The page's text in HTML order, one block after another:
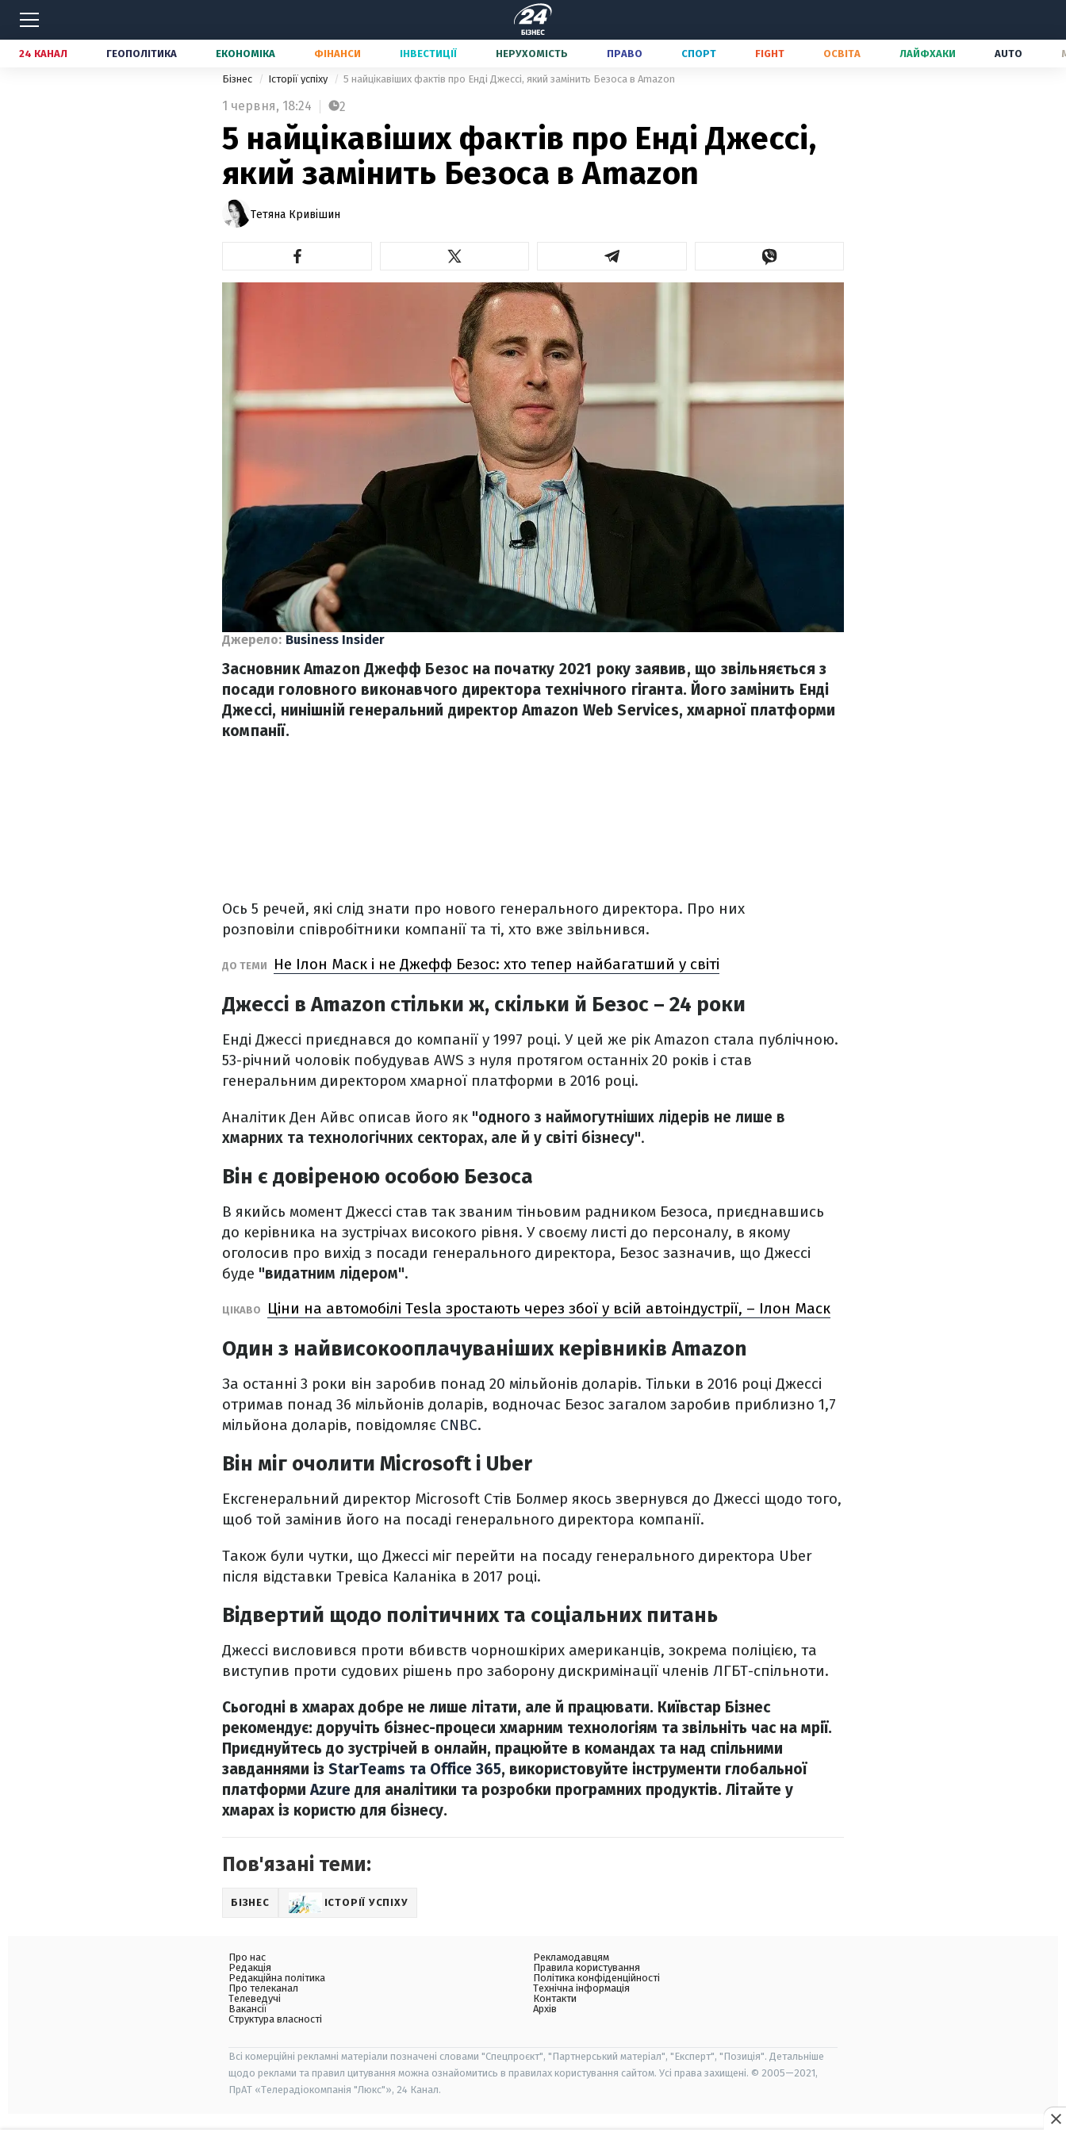
24 КАНАЛ ГЕОПОЛІТИКА ЕКОНОМІКА ФІНАНСИ ІНВЕСТИЦІЇ НЕРУХОМІСТЬ ПРАВО СПОРТ FIGHT ОСВІТА ЛАЙФХАКИ AUTO
Бізнес Історії успіху 5 найцікавіших фактів про Енді Джессі, який замінить Безоса в Amazon
1 червня, 18:24 2
5 найцікавіших фактів про Енді Джессі,
який замінить Безоса в Amazon
Тетяна Кривішин
Джерело: Business Insider
Засновник Amazon Джефф Безос на початку 2021 року заявив, що звільняється з
посади головного виконавчого директора технічного гіганта. Його замінить Енді
Джессі, нинішній генеральний директор Amazon Web Services, хмарної платформи
компанії.
Ось 5 речей, які слід знати про нового генерального директора. Про них
розповіли співробітники компанії та ті, хто вже звільнився.
ДО ТЕМИ Не Ілон Маск і не Джефф Безос: хто тепер найбагатший у світі
Джессі в Amazon стільки ж, скільки й Безос – 24 роки
Енді Джессі приєднався до компанії у 1997 році. У цей же рік Amazon стала публічною.
53-річний чоловік побудував AWS з нуля протягом останніх 20 років і став
генеральним директором хмарної платформи в 2016 році.
Аналітик Ден Айвс описав його як "одного з наймогутніших лідерів не лише в
хмарних та технологічних секторах, але й у світі бізнесу".
Він є довіреною особою Безоса
В якийсь момент Джессі став так званим тіньовим радником Безоса, приєднавшись
до керівника на зустрічах високого рівня. У своєму листі до персоналу, в якому
оголосив про вихід з посади генерального директора, Безос зазначив, що Джессі
буде "видатним лідером".
ЦІКАВО Ціни на автомобілі Tesla зростають через збої у всій автоіндустрії, – Ілон Маск
Один з найвисокооплачуваніших керівників Amazon
За останні 3 роки він заробив понад 20 мільйонів доларів. Тільки в 2016 році Джессі
отримав понад 36 мільйонів доларів, водночас Безос загалом заробив приблизно 1,7
мільйона доларів, повідомляє CNBC.
Він міг очолити Microsoft і Uber
Ексгенеральний директор Microsoft Стів Болмер якось звернувся до Джессі щодо того,
щоб той замінив його на посаді генерального директора компанії.
Також були чутки, що Джессі міг перейти на посаду генерального директора Uber
після відставки Тревіса Каланіка в 2017 році.
Відвертий щодо політичних та соціальних питань
Джессі висловився проти вбивств чорношкірих американців, зокрема поліцією, та
виступив проти судових рішень про заборону дискримінації членів ЛГБТ-спільноти.
Сьогодні в хмарах добре не лише літати, але й працювати. Київстар Бізнес
рекомендує: доручіть бізнес-процеси хмарним технологіям та звільніть час на мрії.
Приєднуйтесь до зустрічей в онлайн, працюйте в командах та над спільними
завданнями із StarTeams та Office 365, використовуйте інструменти глобальної
платформиAzure для аналітики та розробки програмних продуктів. Літайте у
хмарах із користю для бізнесу.
Пов'язані теми:
БІЗНЕС ІСТОРІЇ УСПІХУ
Про нас
Редакція
Редакційна політика
Про телеканал
Телеведучі
Вакансії
Структура власності
Рекламодавцям
Правила користування
Політика конфіденційності
Технічна інформація
Контакти
Архів
Всі комерційні рекламні матеріали позначені словами "Спецпроєкт", "Партнерський матеріал", "Експерт", "Позиція". Детальніше
щодо реклами та правил цитування можна ознайомитись в правилах користування сайтом. Усі права захищені. © 2005—2021,
ПрАТ «Телерадіокомпанія "Люкс"», 24 Канал.